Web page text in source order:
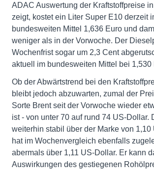
ADAC Auswertung der Kraftstoffpreise
zeigt, kostet ein Liter Super E10 derzeit
bundesweiten Mittel 1,636 Euro und
weniger als in der Vorwoche. Der
Wochenfrist sogar um 2,3 Cent
aktuell im bundesweiten Mittel bei 1,530
Ob der Abwärtstrend bei den
bleibt jedoch abzuwarten, zumal der
Sorte Brent seit der Vorwoche wieder
ist - von unter 70 auf rund 74 US-Dollar.
weiterhin stabil über der Marke von 1,10
hat im Wochenvergleich ebenfalls
abermals über 1,11 US-Dollar. Er kann
Auswirkungen des gestiegenen